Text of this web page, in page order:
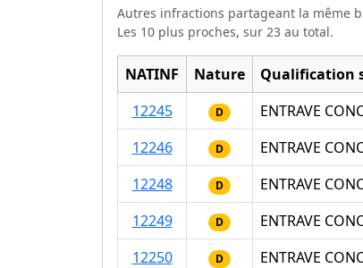
Autres infractions partageant la même
Les 10 plus proches, sur 23 au total.
NATINF Nature
Qualification
12245
D
ENTRAVE
12246
D
ENTRAVE
12248
D
ENTRAVE
12249
D
ENTRAVE
12250
D
ENTRAVE